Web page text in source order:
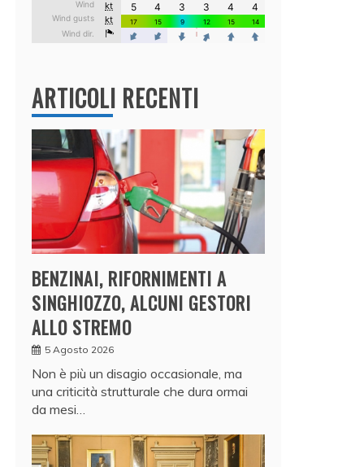
ARTICOLI RECENTI
BENZINAI, RIFORNIMENTI A
SINGHIOZZO, ALCUNI GESTORI
ALLO STREMO
5 Agosto 2026
Non è più un disagio occasionale, ma
una criticità strutturale che dura ormai
da mesi…